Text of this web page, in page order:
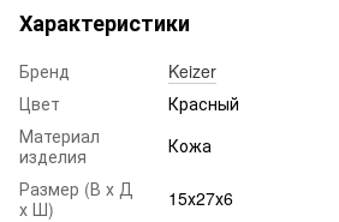
Характеристики
Бренд
Keizer
Цвет
Красный
Материал
изделия
Кожа
Размер (В х Д
х Ш)
15х27х6